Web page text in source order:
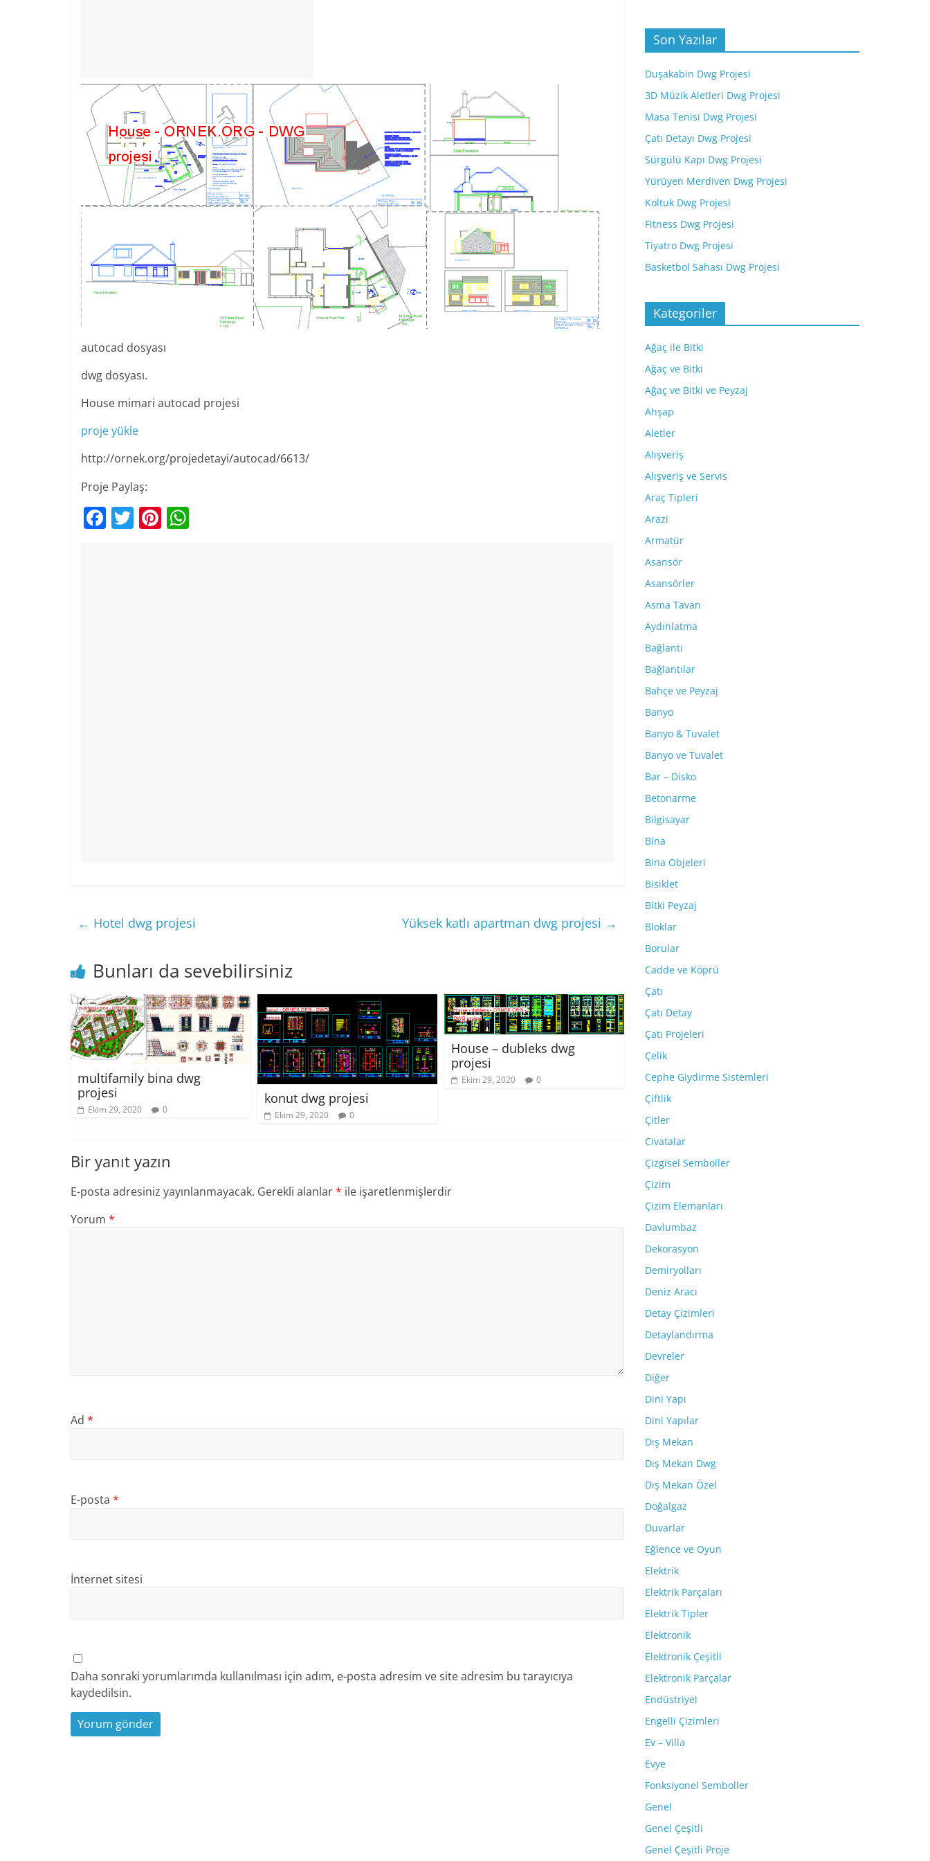
autocad dosyası
dwg dosyası.
House mimari autocad projesi
proje yükle
http://ornek.org/projedetayi/autocad/6613/
Proje Paylaş:
F T Pi
← Hotel dwg projesi Yüksek katlı apartman dwg projesi →
Bunları da sevebilirsiniz
multifamily bina dwg
projesi
Ekim 29, 2020 0
konut dwg projesi
Ekim 29, 2020 0
House – dubleks dwg
projesi
Ekim 29, 2020 0
Bir yanıt yazın
E-posta adresiniz yayınlanmayacak. Gerekli alanlar* ile işaretlenmişlerdir
Yorum *
Ad *
E-posta *
İnternet sitesi
Daha sonraki yorumlarımda kullanılması için adım, e-posta adresim ve site adresim bu tarayıcıya
kaydedilsin.
Son Yazılar
Duşakabin Dwg Projesi
3D Müzik Aletleri Dwg Projesi
Masa Tenisi Dwg Projesi
Çatı Detayı Dwg Projesi
Sürgülü Kapı Dwg Projesi
Yürüyen Merdiven Dwg Projesi
Koltuk Dwg Projesi
Fitness Dwg Projesi
Tiyatro Dwg Projesi
Basketbol Sahası Dwg Projesi
Kategoriler
Ağaç ile Bitki
Ağaç ve Bitki
Ağaç ve Bitki ve Peyzaj
Ahşap
Aletler
Alışveriş
Alışveriş ve Servis
Araç Tipleri
Arazi
Armatür
Asansör
Asansörler
Asma Tavan
Aydınlatma
Bağlantı
Bağlantılar
Bahçe ve Peyzaj
Banyo
Banyo & Tuvalet
Banyo ve Tuvalet
Bar – Disko
Betonarme
Bilgisayar
Bina
Bina Objeleri
Bisiklet
Bitki Peyzaj
Bloklar
Borular
Cadde ve Köprü
Çatı
Çatı Detay
Çatı Projeleri
Çelik
Cephe Giydirme Sistemleri
Çiftlik
Çitler
Civatalar
Çizgisel Semboller
Çizim
Çizim Elemanları
Davlumbaz
Dekorasyon
Demiryolları
Deniz Aracı
Detay Çizimleri
Detaylandırma
Devreler
Diğer
Dini Yapı
Dini Yapılar
Dış Mekan
Dış Mekan Dwg
Dış Mekan Özel
Doğalgaz
Duvarlar
Eğlence ve Oyun
Elektrik
Elektrik Parçaları
Elektrik Tipler
Elektronik
Elektronik Çeşitli
Elektronik Parçalar
Endüstriyel
Engelli Çizimleri
Ev – Villa
Evye
Fonksiyonel Semboller
Genel
Genel Çeşitli
Genel Çeşitli Proje